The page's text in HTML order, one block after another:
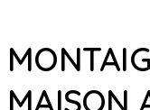
MAISON